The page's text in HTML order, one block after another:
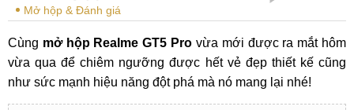
Mở hộp & Đánh giá
Cùng mở hộp Realme GT5 Pro vừa mới được ra mắt hôm
vừa qua để chiêm ngưỡng được hết vẻ đẹp thiết kế cũng
như sức mạnh hiệu năng đột phá mà nó mang lại nhé!